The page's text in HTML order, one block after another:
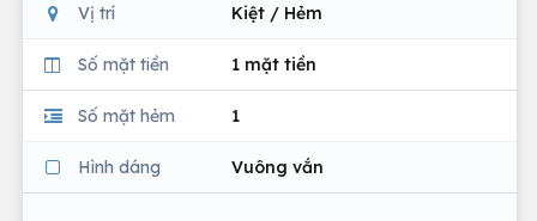
Vị trí Kiệt / Hẻm
Số mặt tiền 1 mặt tiền
Số mặt hẻm 1
Hình dáng Vuông vắn